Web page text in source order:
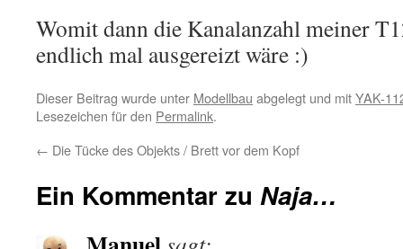
Womit dann die Kanalanzahl meiner
endlich mal ausgereizt wäre :)
Dieser Beitrag wurde unter Modellbau abgelegt und mitYAK-
Lesezeichen für den Permalink.
← Die Tücke des Objekts / Brett vor dem Kopf
Ein Kommentar zu Naja…